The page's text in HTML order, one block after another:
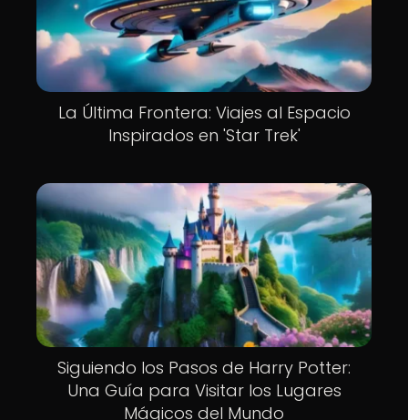
La Última Frontera: Viajes al Espacio
Inspirados en 'Star Trek'
Siguiendo los Pasos de Harry Potter:
Una Guía para Visitar los Lugares
Mágicos del Mundo